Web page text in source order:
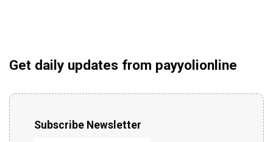
Get daily updates from payyolionline
Subscribe Newsletter